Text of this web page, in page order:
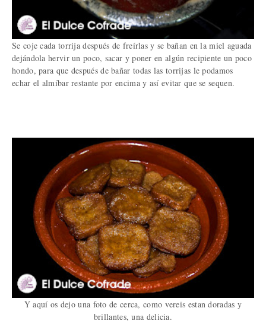
Se coje cada torrija después de freírlas y se bañan en la miel aguada
dejándola hervir un poco, sacar y poner en algún recipiente un poco
hondo, para que después de bañar todas las torrijas le podamos
echar el almíbar restante por encima y así evitar que se sequen.
Y aquí os dejo una foto de cerca, como vereis estan doradas y
brillantes, una delicia.